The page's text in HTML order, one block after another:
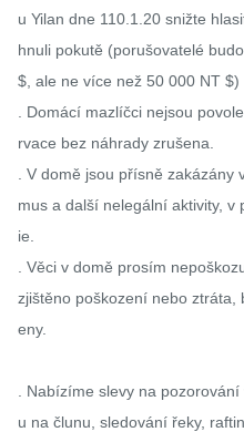
u Yilan dne 110.1.20 snižte
hnuli pokutě (porušovatelé
$, ale ne více než 50 000 NT $)
. Domácí mazlíčci nejsou
rvace bez náhrady zrušena.
. V domě jsou přísně zakázány
mus a další nelegální aktivity,
ie.
. Věci v domě prosím
zjištěno poškození nebo
eny.
. Nabízíme slevy na
u na člunu, sledování řeky,